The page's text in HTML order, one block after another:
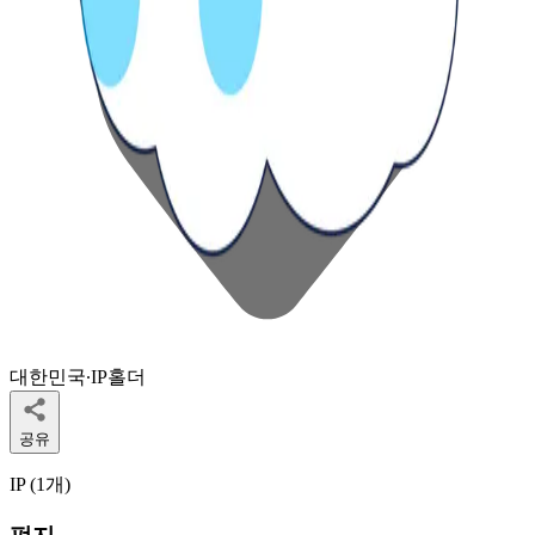
대한민국∙IP홀더
공유
IP (1개)